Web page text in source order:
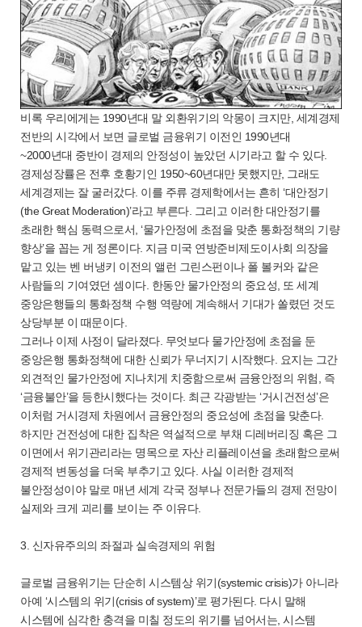
비록 우리에게는 1990년대 말 외환위기의 악몽이 크지만, 세계경제
전반의 시각에서 보면 글로벌 금융위기 이전인 1990년대
~2000년대 중반이 경제의 안정성이 높았던 시기라고 할 수 있다.
경제성장률은 전후 호황기인 1950~60년대만 못했지만, 그래도
세계경제는 잘 굴러갔다. 이를 주류 경제학에서는 흔히 ‘대안정기
(the Great Moderation)’라고 부른다. 그리고 이러한 대안정기를
초래한 핵심 동력으로서, ‘물가안정에 초점을 맞춘 통화정책의 기량
향상’을 꼽는 게 정론이다. 지금 미국 연방준비제도이사회 의장을
맡고 있는 벤 버냉키 이전의 앨런 그린스펀이나 폴 볼커와 같은
사람들의 기여였던 셈이다. 한동안 물가안정의 중요성, 또 세계
중앙은행들의 통화정책 수행 역량에 계속해서 기대가 쏠렸던 것도
상당부분 이 때문이다.
그러나 이제 사정이 달라졌다. 무엇보다 물가안정에 초점을 둔
중앙은행 통화정책에 대한 신뢰가 무너지기 시작했다. 요지는 그간
외견적인 물가안정에 지나치게 치중함으로써 금융안정의 위험, 즉
‘금융불안’을 등한시했다는 것이다. 최근 각광받는 ‘거시건전성’은
이처럼 거시경제 차원에서 금융안정의 중요성에 초점을 맞춘다.
하지만 건전성에 대한 집착은 역설적으로 부채 디레버리징 혹은 그
이면에서 위기관리라는 명목으로 자산 리플레이션을 초래함으로써
경제적 변동성을 더욱 부추기고 있다. 사실 이러한 경제적
불안정성이야 말로 매년 세계 각국 정부나 전문가들의 경제 전망이
실제와 크게 괴리를 보이는 주 이유다.
3. 신자유주의의 좌절과 실속경제의 위험
글로벌 금융위기는 단순히 시스템상 위기(systemic crisis)가 아니라
아예 ‘시스템의 위기(crisis of system)’로 평가된다. 다시 말해
시스템에 심각한 충격을 미칠 정도의 위기를 넘어서는, 시스템